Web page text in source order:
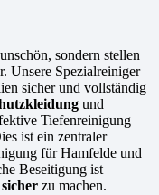
sondern stellen
Unsere Spezialreiniger
sicher und vollständig
und
Tiefenreinigung
ist ein zentraler
für Hamfelde und
Beseitigung ist
zu machen.